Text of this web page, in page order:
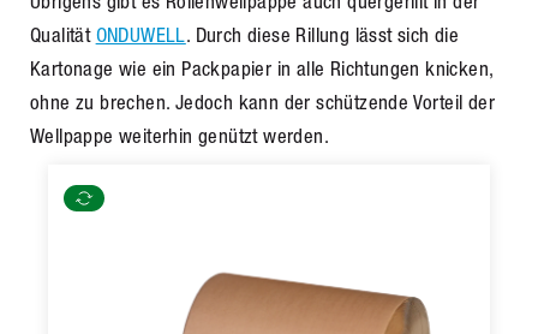
Qualität ONDUWELL. Durch diese Rillung lässt sich die
Kartonage wie ein Packpapier in alle Richtungen knicken,
ohne zu brechen. Jedoch kann der schützende Vorteil der
Wellpappe weiterhin genützt werden.